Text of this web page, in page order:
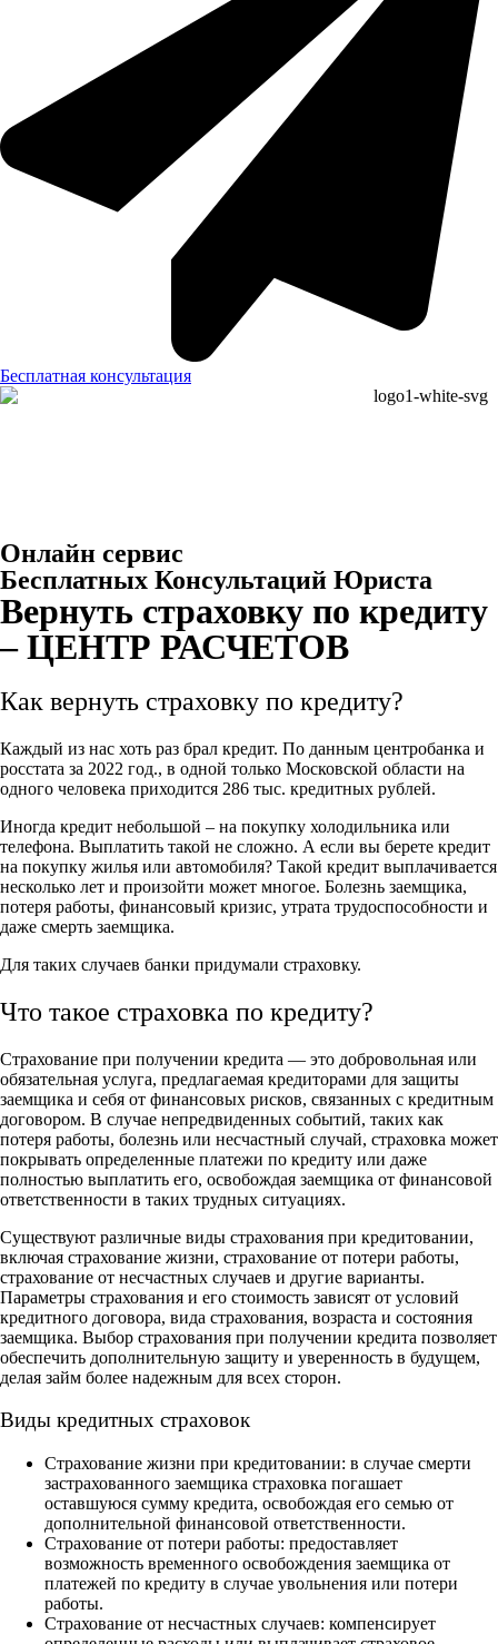
Бесплатная консультация
Онлайн сервис
Бесплатных Консультаций Юриста
Вернуть страховку по кредиту
– ЦЕНТР РАСЧЕТОВ
Как вернуть страховку по кредиту?
Каждый из нас хоть раз брал кредит. По данным центробанка и
росстата за 2022 год., в одной только Московской области на
одного человека приходится 286 тыс. кредитных рублей.
Иногда кредит небольшой – на покупку холодильника или
телефона. Выплатить такой не сложно. А если вы берете кредит
на покупку жилья или автомобиля? Такой кредит выплачивается
несколько лет и произойти может многое. Болезнь заемщика,
потеря работы, финансовый кризис, утрата трудоспособности и
даже смерть заемщика.
Для таких случаев банки придумали страховку.
Что такое страховка по кредиту?
Страхование при получении кредита — это добровольная или
обязательная услуга, предлагаемая кредиторами для защиты
заемщика и себя от финансовых рисков, связанных с кредитным
договором. В случае непредвиденных событий, таких как
потеря работы, болезнь или несчастный случай, страховка может
покрывать определенные платежи по кредиту или даже
полностью выплатить его, освобождая заемщика от финансовой
ответственности в таких трудных ситуациях.
Существуют различные виды страхования при кредитовании,
включая страхование жизни, страхование от потери работы,
страхование от несчастных случаев и другие варианты.
Параметры страхования и его стоимость зависят от условий
кредитного договора, вида страхования, возраста и состояния
заемщика. Выбор страхования при получении кредита позволяет
обеспечить дополнительную защиту и уверенность в будущем,
делая займ более надежным для всех сторон.
Виды кредитных страховок
Страхование жизни при кредитовании: в случае смерти
застрахованного заемщика страховка погашает
оставшуюся сумму кредита, освобождая его семью от
дополнительной финансовой ответственности.
Страхование от потери работы: предоставляет
возможность временного освобождения заемщика от
платежей по кредиту в случае увольнения или потери
работы.
Страхование от несчастных случаев: компенсирует